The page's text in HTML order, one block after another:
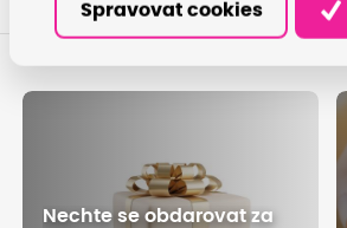
Nechte se obdarovat za
Spravovat cookies